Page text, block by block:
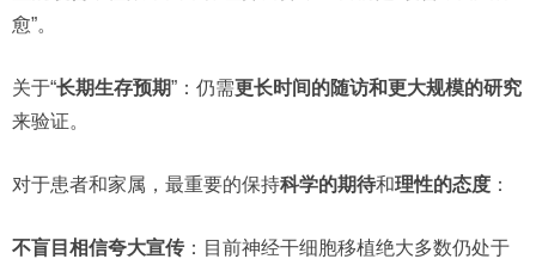
愈”。
关于“长期生存预期”：仍需更长时间的随访和更大规模的研究
来验证。
对于患者和家属，最重要的保持科学的期待和理性的态度 ：
不盲目相信夸大宣传 ：目前神经干细胞移植绝大多数仍处于